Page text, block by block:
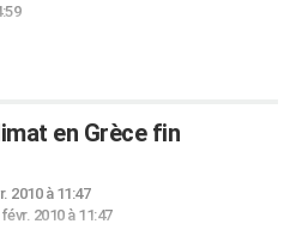
en Grèce fin
2010 à 11:47
févr. 2010 à 11:47